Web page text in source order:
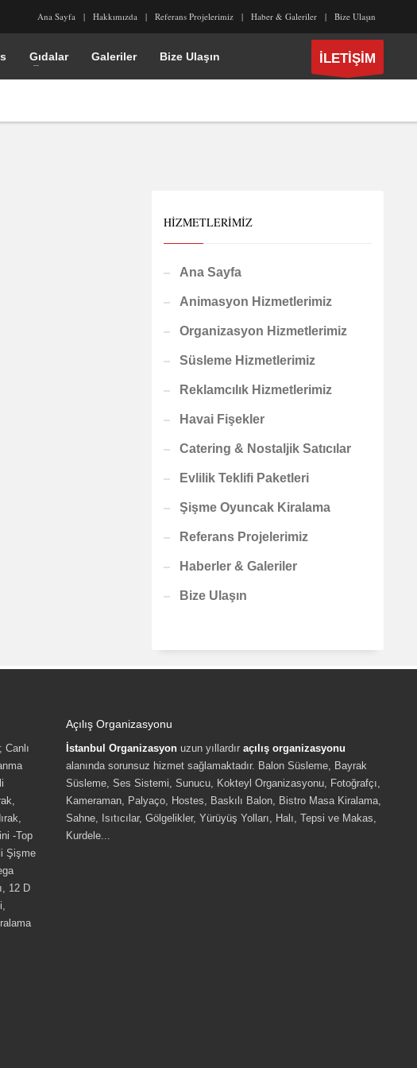
Ana Sayfa Hakkımızda Referans Projelerimiz Haber & Galeriler Bize Ulaşın
Gıdalar Galeriler Bize Ulaşın İLETİŞİM
HIZMETLERIMIZ
Ana Sayfa
Animasyon Hizmetlerimiz
Organizasyon Hizmetlerimiz
Süsleme Hizmetlerimiz
Reklamcılık Hizmetlerimiz
Havai Fişekler
Catering & Nostaljik Satıcılar
Evlilik Teklifi Paketleri
Şişme Oyuncak Kiralama
Referans Projelerimiz
Haberler & Galeriler
Bize Ulaşın
; Canlı
-Top
Şişme
12 D
Açılış Organizasyonu
İstanbul Organizasyon uzun yıllardır açılış organizasyonu
alanında sorunsuz hizmet sağlamaktadır. Balon Süsleme, Bayrak
Süsleme, Ses Sistemi, Sunucu, Kokteyl Organizasyonu, Fotoğrafçı,
Kameraman, Palyaço, Hostes, Baskılı Balon, Bistro Masa Kiralama,
Sahne, Isıtıcılar, Gölgelikler, Yürüyüş Yolları, Halı, Tepsi ve Makas,
Kurdele...